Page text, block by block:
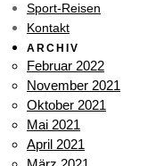
Sport-Reisen
Kontakt
ARCHIV
Februar 2022
November 2021
Oktober 2021
Mai 2021
April 2021